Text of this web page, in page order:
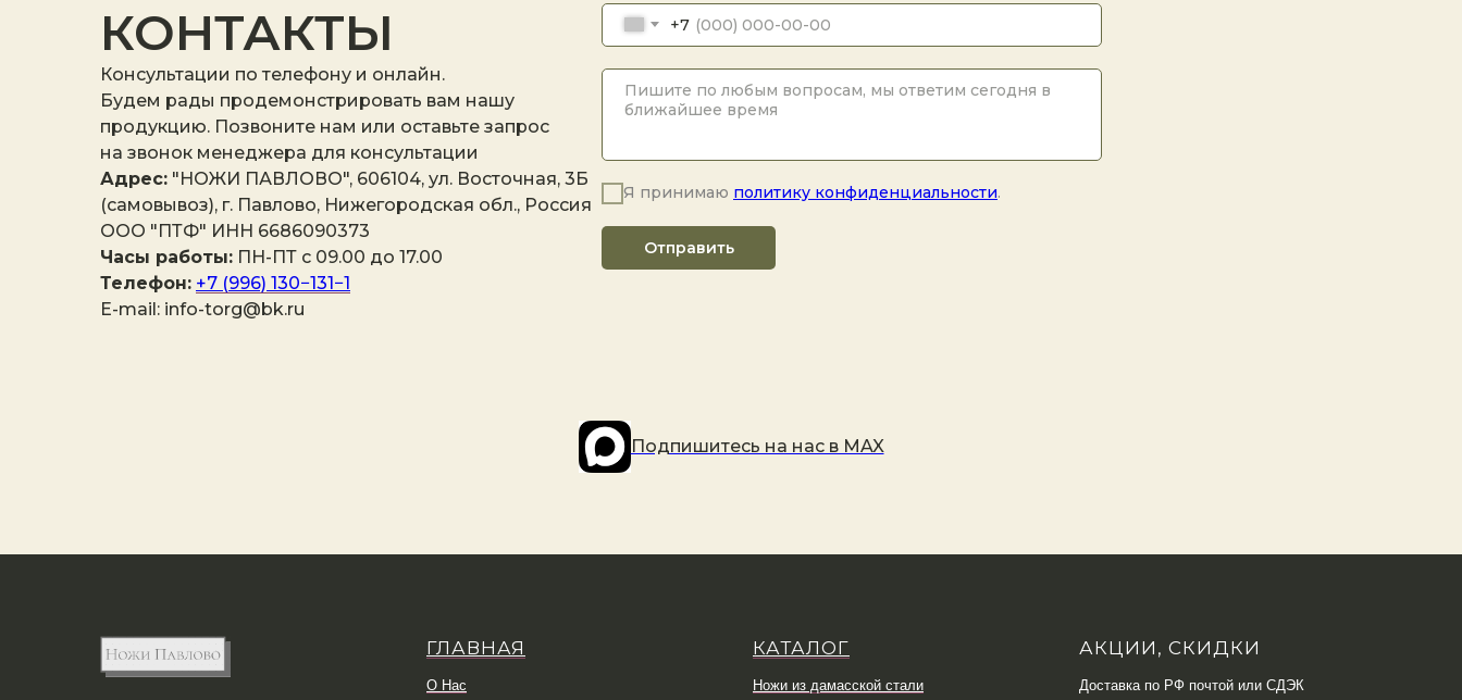
КОНТАКТЫ
Консультации по телефону и онлайн.
Будем рады продемонстрировать вам нашу
продукцию. Позвоните нам или оставьте запрос
на звонок менеджера для консультации
Адрес: "НОЖИ ПАВЛОВО", 606104, ул. Восточная, 3Б
(самовывоз), г. Павлово, Нижегородская обл., Россия
ООО "ПТФ" ИНН 6686090373
Часы работы: ПН-ПТ с 09.00 до 17.00
Телефон: +7 (996) 130−131−1
E-mail: info-torg@bk.ru
+7
Я принимаю политику конфиденциальности.
Отправить
Подпишитесь на наc в MAX
ГЛАВНАЯ
О Нас
КАТАЛОГ
Ножи из дамасской стали
АКЦИИ, СКИДКИ
Доставка по РФ почтой или СДЭК